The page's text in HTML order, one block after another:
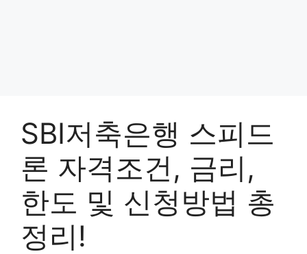
SBI저축은행 스피드
론 자격조건, 금리,
한도 및 신청방법 총
정리!